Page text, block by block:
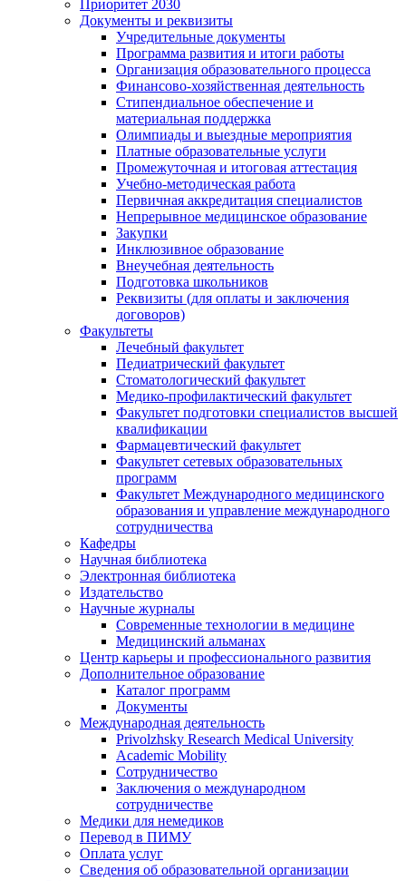
Приоритет 2030
Документы и реквизиты
Учредительные документы
Программа развития и итоги работы
Организация образовательного процесса
Финансово-хозяйственная деятельность
Стипендиальное обеспечение и
материальная поддержка
Олимпиады и выездные мероприятия
Платные образовательные услуги
Промежуточная и итоговая аттестация
Учебно-методическая работа
Первичная аккредитация специалистов
Непрерывное медицинское образование
Закупки
Инклюзивное образование
Внеучебная деятельность
Подготовка школьников
Реквизиты (для оплаты и заключения
договоров)
Факультеты
Лечебный факультет
Педиатрический факультет
Стоматологический факультет
Медико-профилактический факультет
Факультет подготовки специалистов высшей
квалификации
Фармацевтический факультет
Факультет сетевых образовательных
программ
Факультет Международного медицинского
образования и управление международного
сотрудничества
Кафедры
Научная библиотека
Электронная библиотека
Издательство
Научные журналы
Современные технологии в медицине
Медицинский альманах
Центр карьеры и профессионального развития
Дополнительное образование
Каталог программ
Документы
Международная деятельность
Privolzhsky Research Medical University
Academic Mobility
Сотрудничество
Заключения о международном
сотрудничестве
Медики для немедиков
Перевод в ПИМУ
Оплата услуг
Сведения об образовательной организации